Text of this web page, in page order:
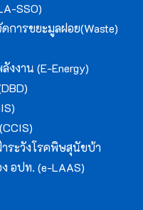
SSO)
การขยะมูลฝอย(Waste)
งาน (E-Energy)
าระวังโรคพิษสุนัขบ้า
อปท. (e-LAAS)